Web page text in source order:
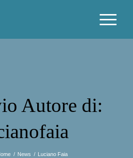
Autore di:
/ News / Luciano Faia